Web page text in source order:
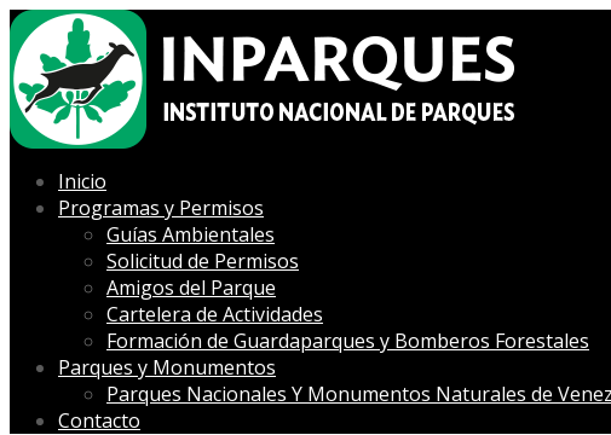
Inicio
Programas y Permisos
Guías Ambientales
Solicitud de Permisos
Amigos del Parque
Cartelera de Actividades
Formación de Guardaparques y Bomberos Forestales
Parques y Monumentos
Parques Nacionales Y Monumentos Naturales de
Contacto